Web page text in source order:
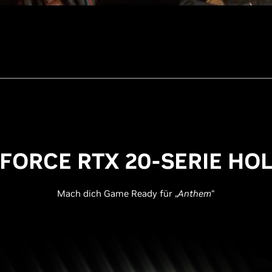
RTX 20-SERIE
Mach dich Game Ready für „Anthem“